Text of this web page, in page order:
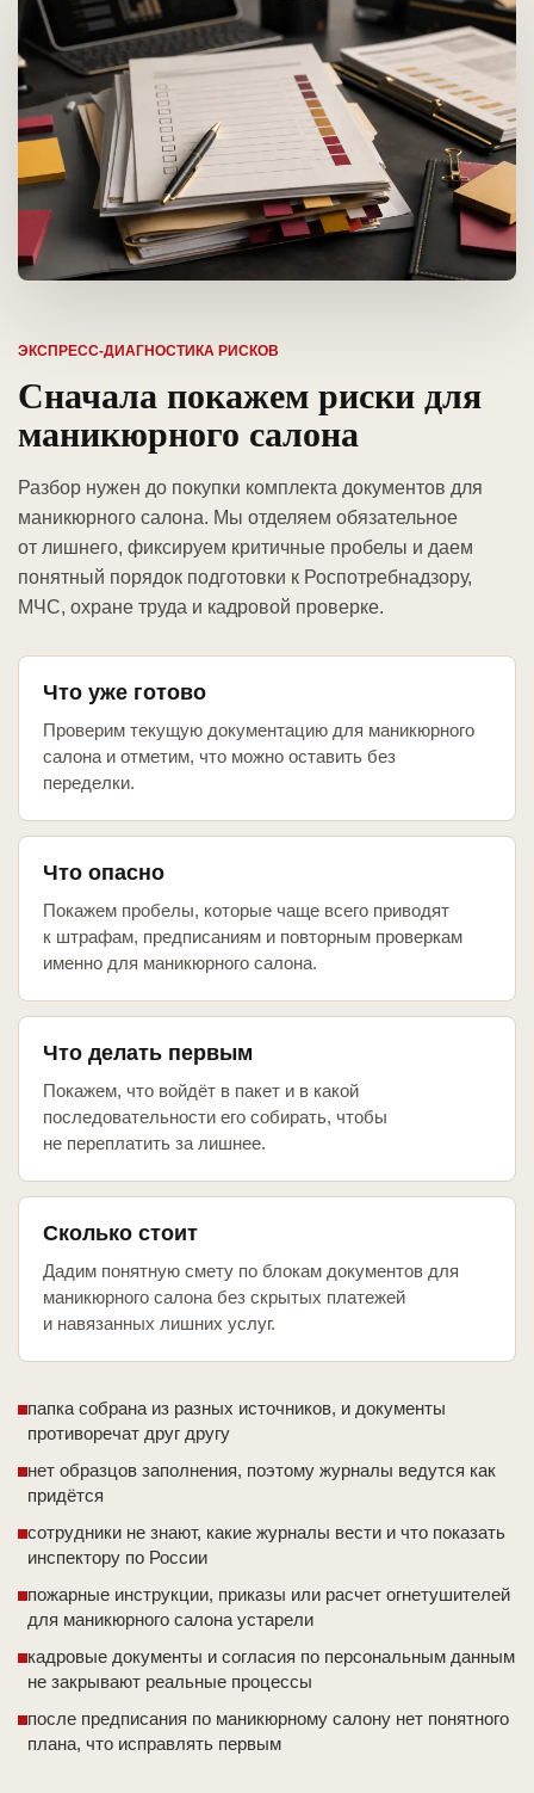
ЭКСПРЕСС-ДИАГНОСТИКА РИСКОВ
Сначала покажем риски для
маникюрного салона
Разбор нужен до покупки комплекта документов для
маникюрного салона. Мы отделяем обязательное
от лишнего, фиксируем критичные пробелы и даем
понятный порядок подготовки к Роспотребнадзору,
МЧС, охране труда и кадровой проверке.
Что уже готово
Проверим текущую документацию для маникюрного
салона и отметим, что можно оставить без
переделки.
Что опасно
Покажем пробелы, которые чаще всего приводят
к штрафам, предписаниям и повторным проверкам
именно для маникюрного салона.
Что делать первым
Покажем, что войдёт в пакет и в какой
последовательности его собирать, чтобы
не переплатить за лишнее.
Сколько стоит
Дадим понятную смету по блокам документов для
маникюрного салона без скрытых платежей
и навязанных лишних услуг.
папка собрана из разных источников, и документы
противоречат друг другу
нет образцов заполнения, поэтому журналы ведутся как
придётся
сотрудники не знают, какие журналы вести и что показать
инспектору по России
пожарные инструкции, приказы или расчет огнетушителей
для маникюрного салона устарели
кадровые документы и согласия по персональным данным
не закрывают реальные процессы
после предписания по маникюрному салону нет понятного
плана, что исправлять первым